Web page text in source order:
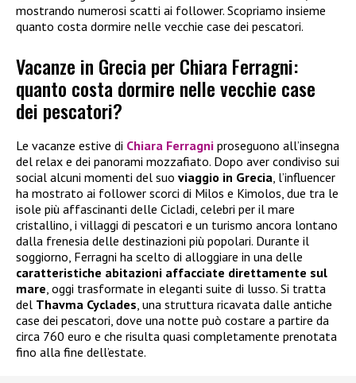
mostrando numerosi scatti ai follower. Scopriamo insieme
quanto costa dormire nelle vecchie case dei pescatori.
Vacanze in Grecia per Chiara Ferragni:
quanto costa dormire nelle vecchie case
dei pescatori?
Le vacanze estive di Chiara Ferragni proseguono all’insegna
del relax e dei panorami mozzafiato. Dopo aver condiviso sui
social alcuni momenti del suo viaggio in Grecia, l’influencer
ha mostrato ai follower scorci di Milos e Kimolos, due tra le
isole più affascinanti delle Cicladi, celebri per il mare
cristallino, i villaggi di pescatori e un turismo ancora lontano
dalla frenesia delle destinazioni più popolari. Durante il
soggiorno, Ferragni ha scelto di alloggiare in una delle
caratteristiche abitazioni affacciate direttamente sul
mare, oggi trasformate in eleganti suite di lusso. Si tratta
del Thavma Cyclades, una struttura ricavata dalle antiche
case dei pescatori, dove una notte può costare a partire da
circa 760 euro e che risulta quasi completamente prenotata
fino alla fine dell’estate.